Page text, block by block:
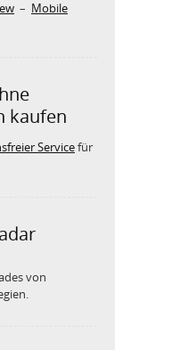
– Mobile
kaufen
Servicefür
von